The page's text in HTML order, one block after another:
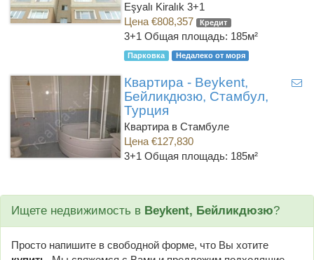
Eşyalı Kiralık 3+1
Цена €808,357
Кредит
3+1 Общая площадь: 185м²
Парковка Недалеко от моря
Квартира - Beykent,
Бейликдюзю, Стамбул,
Турция
Квартира в Стамбуле
Цена €127,830
3+1 Общая площадь: 185м²
Ищете недвижимость в Beykent, Бейликдюзю?
Просто напишите в свободной форме, что Вы хотите